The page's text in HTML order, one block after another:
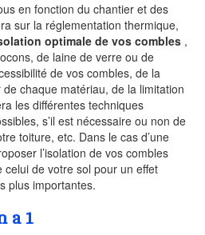
en fonction du chantier et des
sur la réglementation thermique,
optimale de vos combles ,
de laine de verre ou de
de vos combles, de la
de chaque matériau, de la limitation
les différentes techniques
s’il est nécessaire ou non de
toiture, etc. Dans le cas d’une
l’isolation de vos combles
de votre sol pour un effet
plus importantes.
a 1